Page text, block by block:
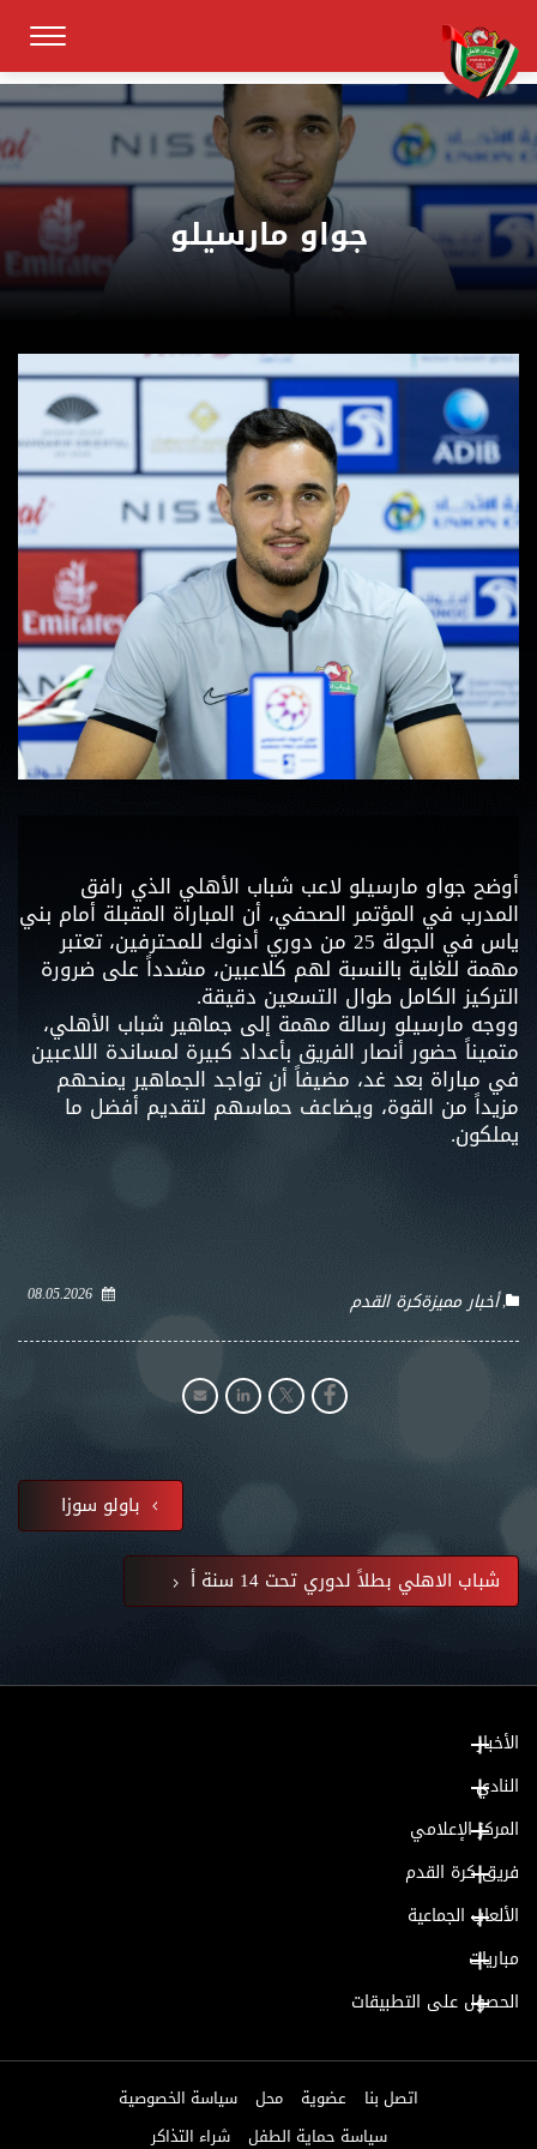
جواو مارسيلو
أوضح جواو مارسيلو لاعب شباب الأهلي الذي رافق
المدرب في المؤتمر الصحفي، أن المباراة المقبلة أمام بني
ياس في الجولة 25 من دوري أدنوك للمحترفين، تعتبر
مهمة للغاية بالنسبة لهم كلاعبين، مشدداً على ضرورة
التركيز الكامل طوال التسعين دقيقة.
ووجه مارسيلو رسالة مهمة إلى جماهير شباب الأهلي،
متميناً حضور أنصار الفريق بأعداد كبيرة لمساندة اللاعبين
في مباراة بعد غد، مضيفاً أن تواجد الجماهير يمنحهم
مزيداً من القوة، ويضاعف حماسهم لتقديم أفضل ما
يملكون.
08.05.2026 أخبار مميزةكرة القدم
باولو سوزا
شباب الاهلي بطلاً لدوري تحت 14 سنة أ
الأخبار
النادي
المركز الإعلامي
فريق كرة القدم
الألعاب الجماعية
مباريات
الحصول على التطبيقات
اتصل بنا عضوية محل سياسة الخصوصية
سياسة حماية الطفل
شراء التذاكر